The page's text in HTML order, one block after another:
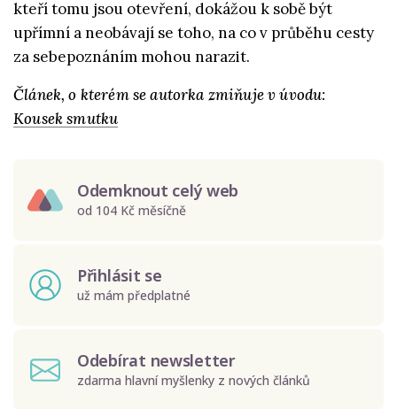
kteří tomu jsou otevření, dokážou k sobě být
upřímní a neobávají se toho, na co v průběhu cesty
za sebepoznáním mohou narazit.
Článek, o kterém se autorka zmiňuje v úvodu:
Kousek smutku
Odemknout celý web
od 104 Kč měsíčně
Přihlásit se
už mám předplatné
Odebírat newsletter
zdarma hlavní myšlenky z nových článků